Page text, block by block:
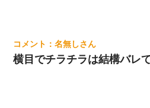
名無し
横目でチラチラは結構バレ